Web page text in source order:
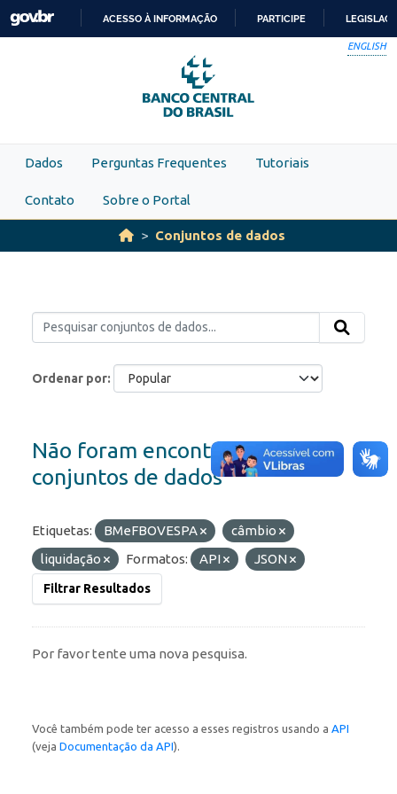
Skip to main content
PARA
O
CONTEÚDO
ACESSO À INFORMAÇÃO PARTICIPE
ENGLISH
Dados Perguntas Frequentes Tutoriais
Contato Sobre o Portal
Conjuntos de dados
Ordenar por
Não foram encontrados
conjuntos de dados
Etiquetas: BMeFBOVESPA
câmbio
liquidação
Formatos: API JSON
Filtrar Resultados
Por favor tente uma nova pesquisa.
Você também pode ter acesso a esses registros usando a API
(veja Documentação da API).